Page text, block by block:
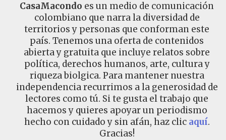
CasaMacondo es un medio de comunicación
colombiano que narra la diversidad de
territorios y personas que conforman este
país. Tenemos una oferta de contenidos
abierta y gratuita que incluye relatos sobre
política, derechos humanos, arte, cultura y
riqueza biolgica. Para mantener nuestra
independencia recurrimos a la generosidad de
lectores como tú. Si te gusta el trabajo que
hacemos y quieres apoyar un periodismo
hecho con cuidado y sin afán, haz clic aquí.
Gracias!